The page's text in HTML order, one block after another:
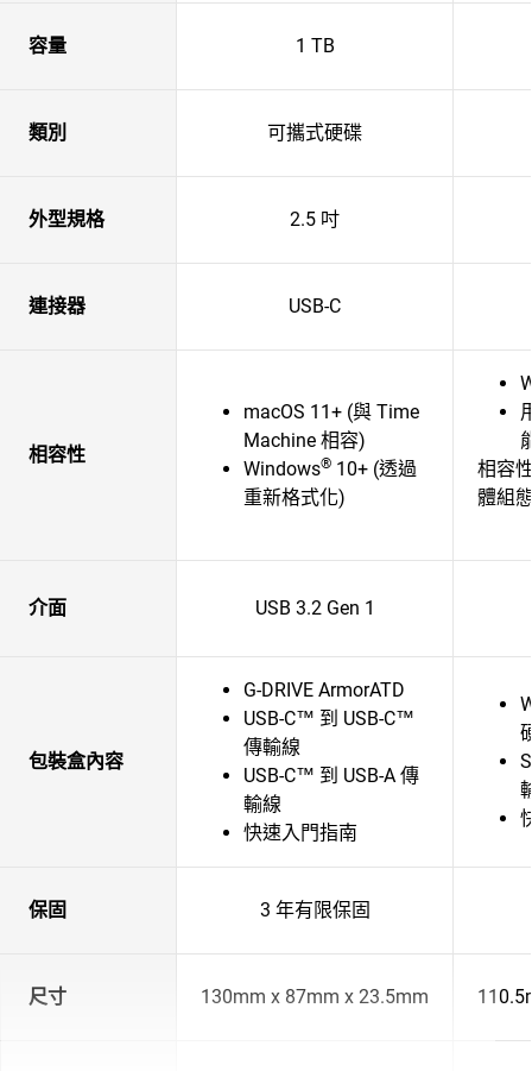
容量 1 TB
類別 可攜式硬碟
外型規格 2.5 吋
連接器 USB-C
相容性
macOS 11+ (與 Time
Machine 相容)
Windows® 10+ (透過
重新格式化)
相容
體組
介面 USB 3.2 Gen 1
包裝盒內容
G-DRIVE ArmorATD
USB-C™ 到 USB-C™
傳輸線
USB-C™ 到 USB-A 傳
輸線
快速入門指南
保固 3 年有限保固
尺寸 130mm x 87mm x 23.5mm